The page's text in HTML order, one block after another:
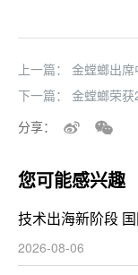
上一篇：
金螳螂出
下一篇：
金螳螂荣
分享：
您可能感兴趣
技术出海新阶段
2026-08-06